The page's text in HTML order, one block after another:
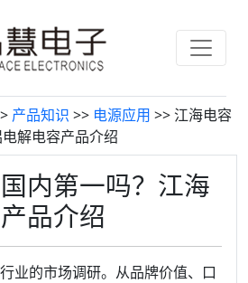
产品知识 >> 电源应用 >> 江海电容
解电容产品介绍
内第一吗？江海
品介绍
业的市场调研。从品牌价值、口